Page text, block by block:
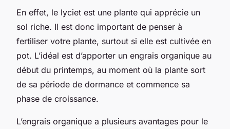
En effet, le lyciet est une plante qui apprécie un
sol riche. Il est donc important de penser à
fertiliser votre plante, surtout si elle est cultivée en
pot. L’idéal est d’apporter un engrais organique au
début du printemps, au moment où la plante sort
de sa période de dormance et commence sa
phase de croissance.
L’engrais organique a plusieurs avantages pour le